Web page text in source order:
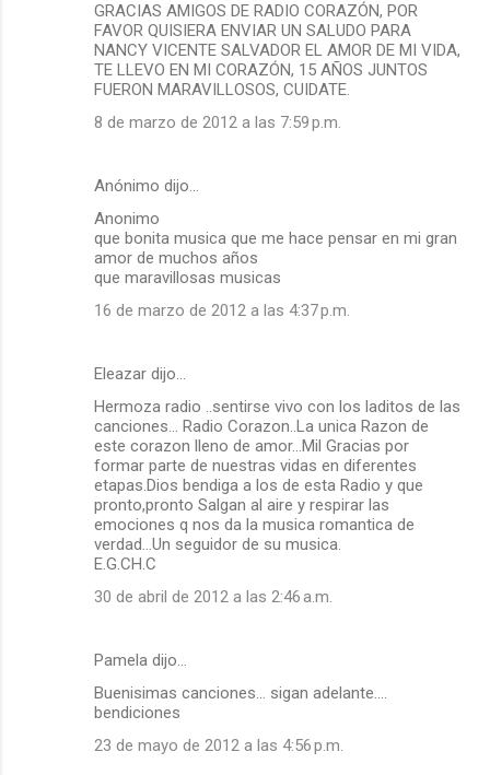
GRACIAS AMIGOS DE RADIO CORAZÓN, POR
FAVOR QUISIERA ENVIAR UN SALUDO PARA
NANCY VICENTE SALVADOR EL AMOR DE MI VIDA,
TE LLEVO EN MI CORAZÓN, 15 AÑOS JUNTOS
FUERON MARAVILLOSOS, CUIDATE.
8 de marzo de 2012 a las 7:59 p.m.
Anónimo dijo…
Anonimo
que bonita musica que me hace pensar en mi gran
amor de muchos años
que maravillosas musicas
16 de marzo de 2012 a las 4:37 p.m.
Eleazar dijo…
Hermoza radio ..sentirse vivo con los laditos de las
canciones... Radio Corazon..La unica Razon de
este corazon lleno de amor...Mil Gracias por
formar parte de nuestras vidas en diferentes
etapas.Dios bendiga a los de esta Radio y que
pronto,pronto Salgan al aire y respirar las
emociones q nos da la musica romantica de
verdad...Un seguidor de su musica.
E.G.CH.C
30 de abril de 2012 a las 2:46 a.m.
Pamela dijo…
Buenisimas canciones... sigan adelante....
bendiciones
23 de mayo de 2012 a las 4:56 p.m.